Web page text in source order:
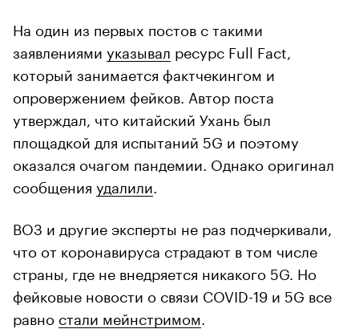
На один из первых постов с такими
заявлениями указывал ресурс Full Fact,
который занимается фактчекингом и
опровержением фейков. Автор поста
утверждал, что китайский Ухань был
площадкой для испытаний 5G и поэтому
оказался очагом пандемии. Однако оригинал
сообщения удалили
ВОЗ и другие эксперты не раз подчеркивали,
что от коронавируса страдают в том числе
страны, где не внедряется никакого 5G. Но
фейковые новости о связи COVID-19 и 5G все
равно стали мейнстримом